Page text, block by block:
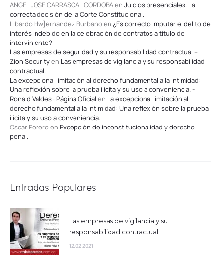
ANGEL JOSE CARRASCAL CORDOBAen Juicios presenciales. La
correcta decisión de la Corte Constitucional.
Libardo Hw}ernandez Burbano en ¿Es correcto imputar el delito de
interés indebido en la celebración de contratos a título de
interviniente?
Las empresas de seguridad y su responsabilidad contractual –
Zion Securityen Las empresas de vigilancia y su responsabilidad
contractual.
La excepcional limitación al derecho fundamental a la intimidad:
Una reflexión sobre la prueba ilícita y su uso a conveniencia. -
Ronald Valdes · Página Oficial en La excepcional limitación al
derecho fundamental a la intimidad: Una reflexión sobre la prueba
ilícita y su uso a conveniencia.
Oscar Forero en Excepción de inconstitucionalidad y derecho
penal.
Entradas Populares
Las empresas de vigilancia y su
responsabilidad contractual.
12.02 2021